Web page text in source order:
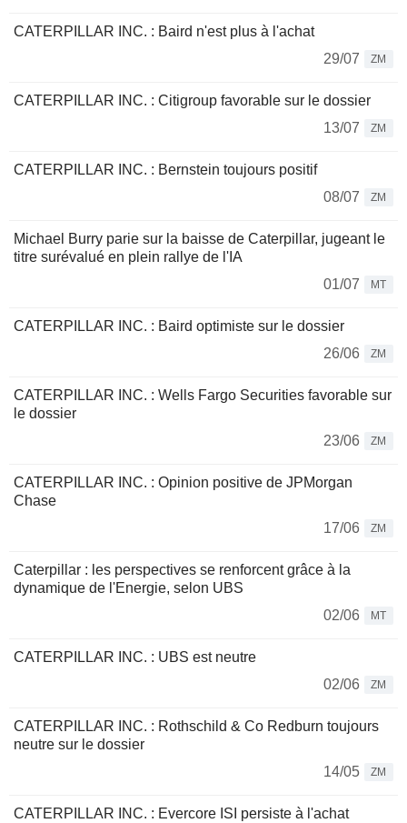
CATERPILLAR INC. : Baird n'est plus à l'achat
29/07
ZM
CATERPILLAR INC. : Citigroup favorable sur le dossier
13/07
ZM
CATERPILLAR INC. : Bernstein toujours positif
08/07
ZM
Michael Burry parie sur la baisse de Caterpillar, jugeant le
titre surévalué en plein rallye de l'IA
01/07
MT
CATERPILLAR INC. : Baird optimiste sur le dossier
26/06
ZM
CATERPILLAR INC. : Wells Fargo Securities favorable sur
le dossier
23/06
ZM
CATERPILLAR INC. : Opinion positive de JPMorgan
Chase
17/06
ZM
Caterpillar : les perspectives se renforcent grâce à la
dynamique de l'Energie, selon UBS
02/06
MT
CATERPILLAR INC. : UBS est neutre
02/06
ZM
CATERPILLAR INC. : Rothschild & Co Redburn toujours
neutre sur le dossier
14/05
ZM
CATERPILLAR INC. : Evercore ISI persiste à l'achat